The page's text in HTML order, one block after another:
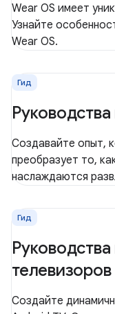
Wear OS имеет
Узнайте
Wear OS.
Гид
Создавайте опыт,
преобразует то,
наслаждаются
Гид
телевизоров
Создайте